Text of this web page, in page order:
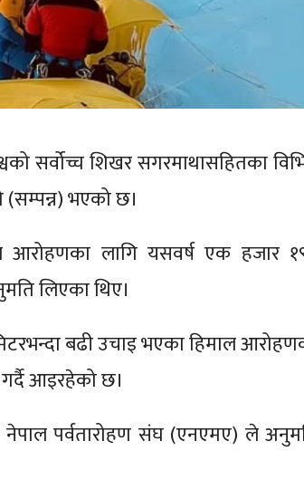
सर्वोच्च शिखर सगरमाथासहितका
भएको छ।
आरोहणका लागि यसवर्ष एक हजार
लिएका थिए।
बढी उचाइ भएका हिमाल
आइरहेको छ।
नेपाल पर्वतारोहण संघ (एनएमए) ले